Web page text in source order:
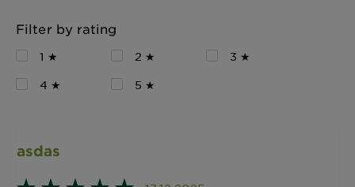
Filter by rating
1 ★ 2 ★
3 ★
4 ★
5 ★
asdas